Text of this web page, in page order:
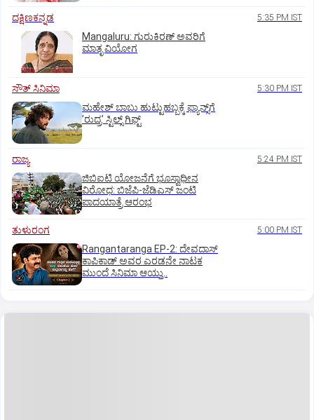
ದಕ್ಷಿಣಕನ್ನಡ 5:35 PM IST
Mangaluru: ಗುರುಕಿರಣ್ ಅವರಿಗೆ
ಮಾತೃ ವಿಯೋಗ
ಸೌತ್‌ ಸಿನಿಮಾ 5:30 PM IST
ಮಹೇಶ್‌ ಬಾಬು ಹುಟ್ಟುಹಬ್ಬಕ್ಕೆ ಫ್ಯಾನ್ಸ್‌ಗೆ
ʼರುದ್ರʼ ಸ್ಟಿಲ್ಸ್‌ ಗಿಫ್ಟ್
ರಾಜ್ಯ 5:24 PM IST
ಜಿಬಿಐಟಿ ಯೋಜನೆಗೆ ಭೂಸ್ವಾಧೀನ
ವಿರೋಧ: ಬಿಜೆಪಿ-ಜೆಡಿಎಸ್‌ ಜಂಟಿ
ಪಾದಯಾತ್ರೆ ಆರಂಭ
ತುಳುರಂಗ 5:00 PM IST
Rangantaranga EP-2: ದೇವದಾಸ್
ಕಾಪಿಕಾಡ್‌ ಅವರ ಎರಡನೇ ನಾಟಕ
ಮುಂದೆ ಸಿನಿಮಾ ಆಯ್ತು..